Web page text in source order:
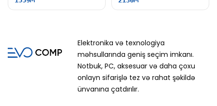
Elektronika və texnologiya
məhsullarında geniş seçim imkanı.
Notbuk, PC, aksesuar və daha çoxu
onlayn sifarişlə tez və rahat şəkildə
ünvanına çatdırılır.